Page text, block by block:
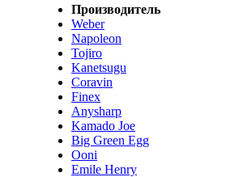
Производитель
Weber
Napoleon
Tojiro
Kanetsugu
Coravin
Finex
Anysharp
Kamado Joe
Big Green Egg
Ooni
Emile Henry